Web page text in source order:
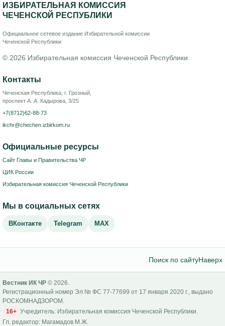
ИЗБИРАТЕЛЬНАЯ КОМИССИЯ
ЧЕЧЕНСКОЙ РЕСПУБЛИКИ
Официальное сетевое издание Избирательной комиссии
Чеченской Республики
© 2026 Избирательная комиссия Чеченской Республики
Контакты
Чеченская Республика, г. Грозный,
проспект А. А. Кадырова, 3/25
+7(8712)62-88-73
ikchr@chechen.izbirkom.ru
Официальные ресурсы
Сайт Главы и Правительства ЧР
ЦИК России
Избирательная комиссия Чеченской Республики
Мы в социальных сетях
ВКонтакте Telegram MAX
Поиск по сайтуНаверх
Вестник ИК ЧР © 2026.
Регистрационный номер Эл № ФС 77-77699 от 17 января 2020 г., выдано
РОСКОМНАДЗОРОМ.
16+ Учредитель: Избирательная комиссия Чеченской Республики.
Гл. редактор: Магамадов М.Ж.